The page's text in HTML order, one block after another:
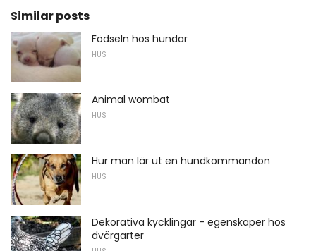
Similar posts
Födseln hos hundar
HUS
Animal wombat
HUS
Hur man lär ut en hundkommandon
HUS
Dekorativa kycklingar - egenskaper hos
dvärgarter